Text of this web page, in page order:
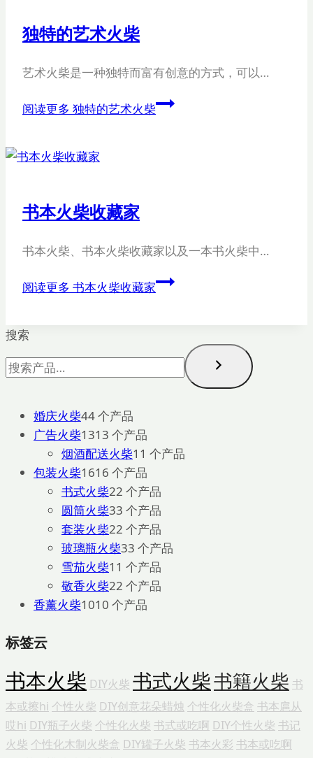
独特的艺术火柴
艺术火柴是一种独特而富有创意的方式，可以…
阅读更多 独特的艺术火柴
书本火柴收藏家
书本火柴、书本火柴收藏家以及一本书火柴中…
阅读更多 书本火柴收藏家
搜索
婚庆火柴44 个产品
广告火柴1313 个产品
烟酒配送火柴1 1 个产品
包装火柴1616 个产品
书式火柴22 个产品
圆筒火柴33 个产品
套装火柴22 个产品
玻璃瓶火柴33 个产品
雪茄火柴1 1 个产品
敬香火柴22 个产品
香薰火柴1010 个产品
标签云
书本火柴 DIY火柴 书式火柴书籍火柴 书
本或擦hi 个性火柴 DIY创意花朵蜡烛 个性化火柴盒 书本扈从
哎hi DIY瓶子火柴 个性化火柴 书式或吃啊 DIY个性火柴 书记
火柴 个性化木制火柴盒 DIY罐子火柴 书本火彩 书本或吃啊